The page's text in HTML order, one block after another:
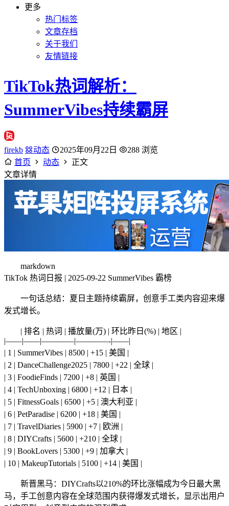
更多
热门标签
文章存档
关于我们
友情链接
TikTok热词解析：
SummerVibes持续霸屏
firekb 动态 2025年09月22日
288 浏览
首页
动态
正文
文章详情
markdown
TikTok 热词日报 | 2025-09-22 SummerVibes 霸榜
一句话总结：夏日主题持续霸屏，创意手工类内容迎来爆
发式增长。
| 排名 | 热词 | 播放量(万) | 环比昨日(%) | 地区 |
|——|——|————|————-|——|
| 1 | SummerVibes | 8500 | +15 | 美国 |
| 2 | DanceChallenge2025 | 7800 | +22 | 全球 |
| 3 | FoodieFinds | 7200 | +8 | 英国 |
| 4 | TechUnboxing | 6800 | +12 | 日本 |
| 5 | FitnessGoals | 6500 | +5 | 澳大利亚 |
| 6 | PetParadise | 6200 | +18 | 美国 |
| 7 | TravelDiaries | 5900 | +7 | 欧洲 |
| 8 | DIYCrafts | 5600 | +210 | 全球 |
| 9 | BookLovers | 5300 | +9 | 加拿大 |
| 10 | MakeupTutorials | 5100 | +14 | 美国 |
新晋黑马：DIYCrafts以210%的环比涨幅成为今日最大黑
马，手工创意内容在全球范围内获得爆发式增长，显示出用户